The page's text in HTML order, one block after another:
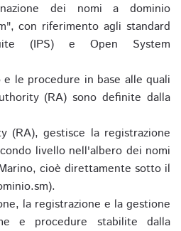
dei nomi a dominio
con riferimento agli standard
(IPS) e Open System
le procedure in base alle quali
(RA) sono definite dalla
(RA), gestisce la registrazione
livello nell'albero dei nomi
cioè direttamente sotto il
la registrazione e la gestione
e procedure stabilite dalla